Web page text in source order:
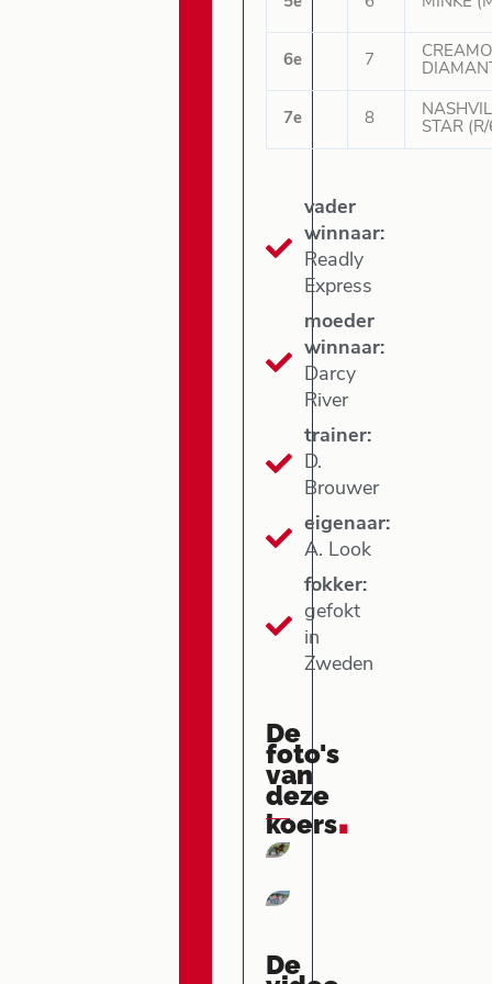
6e 7
7e 8
STAR
vader
winnaar:
Readly
Express
moeder
winnaar:
Darcy
River
trainer:
D.
Brouwer
eigenaar:
A. Look
fokker:
gefokt
in
Zweden
De
foto's
van
deze
koers.
De